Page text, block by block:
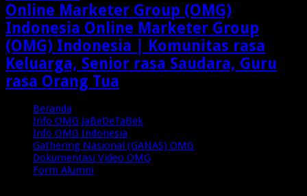
Online Marketer Group (OMG)
Indonesia Online Marketer Group
(OMG) Indonesia | Komunitas rasa
Keluarga, Senior rasa Saudara, Guru
rasa Orang Tua
Beranda
Info OMG JaBeDeTaBek
Info OMG Indonesia
Gathering Nasional (GANAS) OMG
Dokumentasi Video OMG
Form Alumni